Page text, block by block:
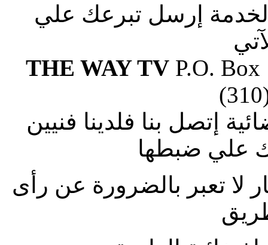
إرسل تبرعك علي
THE WAY TVP.O. Box
إتصل بنا فلدينا فنيين
علي ضبطها
لا تعبر بالضرورة عن رأى